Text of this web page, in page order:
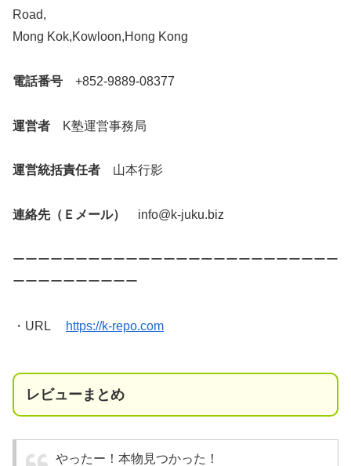
Road,
Mong Kok,Kowloon,Hong Kong
電話番号 +852-9889-08377
運営者 K塾運営事務局
運営統括責任者 山本行影
連絡先（Ｅメール） info@k-juku.biz
ーーーーーーーーーーーーーーーーーーーーーーーーーー
ーーーーーーーーーー
・URL https://k-repo.com
レビューまとめ
やったー！本物見つかった！